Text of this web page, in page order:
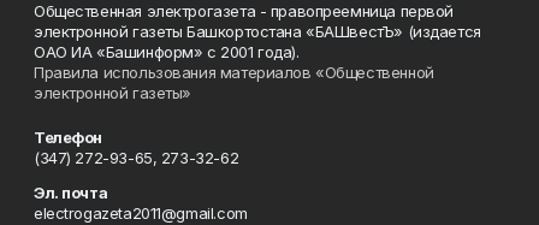
Общественная электрогазета - правопреемница первой
электронной газеты Башкортостана «БАШвестЪ» (издается
ОАО ИА «Башинформ» с 2001 года).
Правила использования материалов «Общественной
электронной газеты»
Телефон
(347) 272-93-65, 273-32-62
Эл. почта
electrogazeta2011@gmail.com